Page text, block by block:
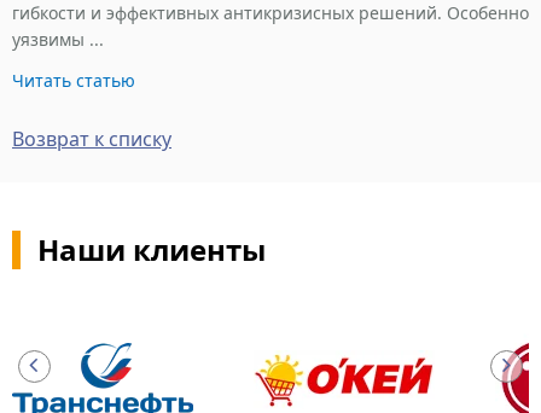
гибкости и эффективных антикризисных решений. Особенно
уязвимы ...
Читать статью
Возврат к списку
Наши клиенты